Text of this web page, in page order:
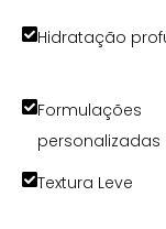
Hidratação
Formulações
personalizadas
Textura Leve